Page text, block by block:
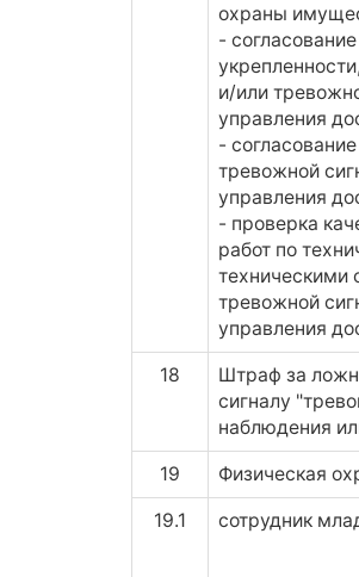
охраны
-
и/или
управления
-
тревожной
управления
- проверка
работ по
техническими
тревожной
управления
18
Штраф за
сигналу
наблюдения
19 Физическая
19.1 сотрудник